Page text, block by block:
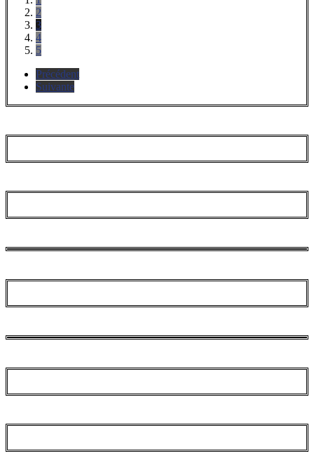
2
3
4
5
Précédent
Suivante